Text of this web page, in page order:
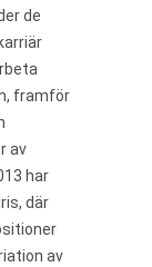
de
framför
av
har
där
av